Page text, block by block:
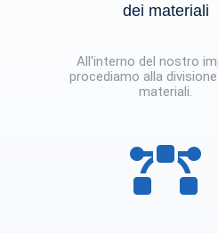
dei materiali
All'interno del nostro
procediamo alla
materiali.